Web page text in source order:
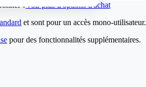
?Voir plus d'options d'achat
et sont pour un accès mono-utilisateur.
pour des fonctionnalités supplémentaires.